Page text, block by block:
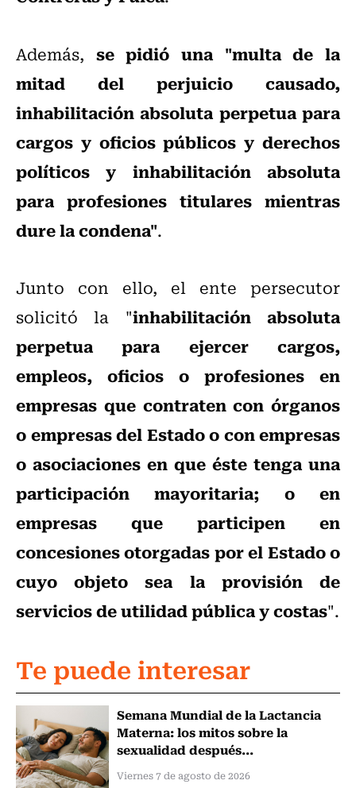
Además, se pidió una "multa de la
mitad del perjuicio causado,
inhabilitación absoluta perpetua para
cargos y oficios públicos y derechos
políticos y inhabilitación absoluta
para profesiones titulares mientras
dure la condena".
Junto con ello, el ente persecutor
solicitó la "inhabilitación absoluta
perpetua para ejercer cargos,
empleos, oficios o profesiones en
empresas que contraten con órganos
o empresas del Estado o con empresas
o asociaciones en que éste tenga una
participación mayoritaria; o en
empresas que participen en
concesiones otorgadas por el Estado o
cuyo objeto sea la provisión de
servicios de utilidad pública y costas".
Te puede interesar
Semana Mundial de la Lactancia
Materna: los mitos sobre la
sexualidad después...
Viernes 7 de agosto de 2026